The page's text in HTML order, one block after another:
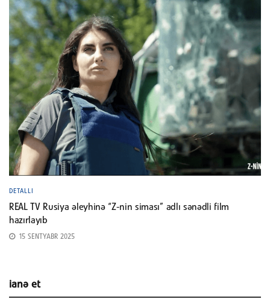
DETALLI
REAL TV Rusiya əleyhinə “Z-nin siması” adlı sənədli film
hazırlayıb
15 SENTYABR 2025
ianə et